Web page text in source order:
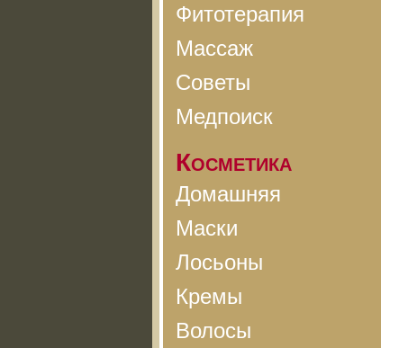
Фитотерапия
Массаж
Советы
Медпоиск
Косметика
Домашняя
Маски
Лосьоны
Кремы
Волосы